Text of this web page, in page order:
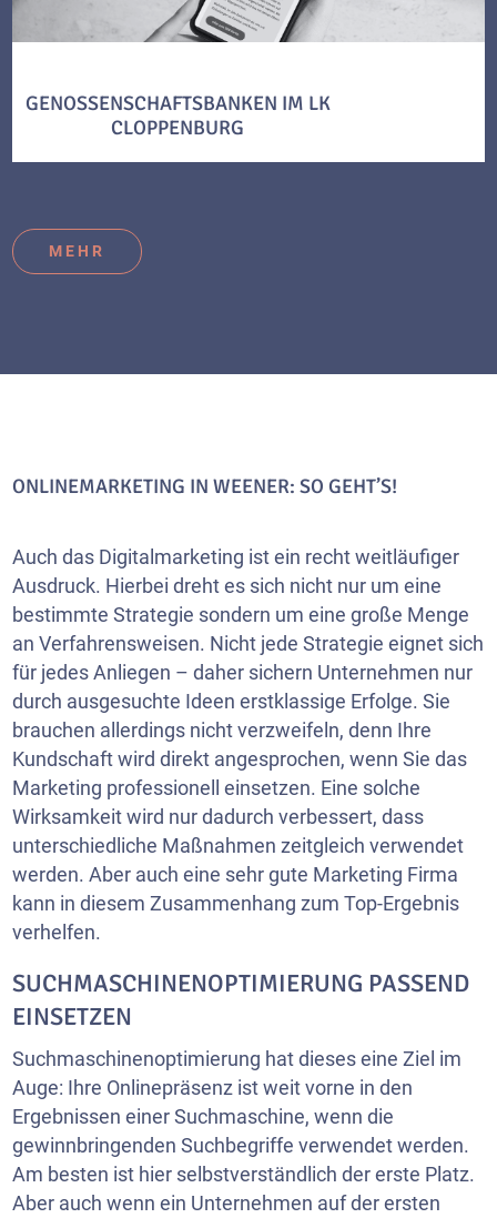
GENOSSENSCHAFTSBANKEN IM LK
CLOPPENBURG
MEHR
ONLINEMARKETING IN WEENER: SO GEHT’S!
Auch das Digitalmarketing ist ein recht weitläufiger
Ausdruck. Hierbei dreht es sich nicht nur um eine
bestimmte Strategie sondern um eine große Menge
an Verfahrensweisen. Nicht jede Strategie eignet sich
für jedes Anliegen – daher sichern Unternehmen nur
durch ausgesuchte Ideen erstklassige Erfolge. Sie
brauchen allerdings nicht verzweifeln, denn Ihre
Kundschaft wird direkt angesprochen, wenn Sie das
Marketing professionell einsetzen. Eine solche
Wirksamkeit wird nur dadurch verbessert, dass
unterschiedliche Maßnahmen zeitgleich verwendet
werden. Aber auch eine sehr gute Marketing Firma
kann in diesem Zusammenhang zum Top-Ergebnis
verhelfen.
SUCHMASCHINENOPTIMIERUNG PASSEND
EINSETZEN
Suchmaschinenoptimierung hat dieses eine Ziel im
Auge: Ihre Onlinepräsenz ist weit vorne in den
Ergebnissen einer Suchmaschine, wenn die
gewinnbringenden Suchbegriffe verwendet werden.
Am besten ist hier selbstverständlich der erste Platz.
Aber auch wenn ein Unternehmen auf der ersten